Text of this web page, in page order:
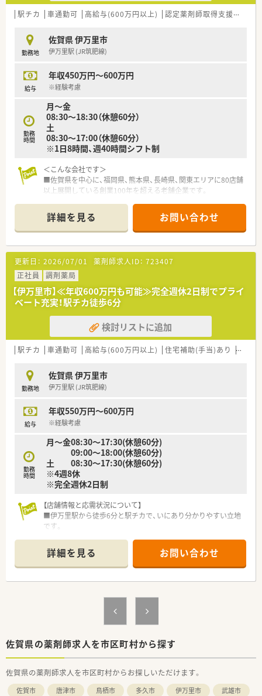
■年間休日は110日が確保されており、日祝休みに加えてシフト
によるお休みを組み合わせることで無理のない勤務継続が可能
■産休や育休の取得実績も豊富にあり、ライフステージの変化が
あっても柔軟に働き方を調整しながら継続できる体制が整って
います。
【法人特徴について】
局であり、漢方相談や地域支援に強みを持つユニークな法人で
す。
■木造の温もりある店舗やドッグラン、カフェ、鍼灸院を併設し
■社長夫妻も薬剤師として現場への理解が深く、スタッフが専門
性を発揮しながらいきいきと働ける環境づくりを推進していま
【求人情報について】
■想定年収は450万円から550万円ですが、伊万里市での就業は
地域手当が付与されるため、条件次第で更なる高給与も望めま
す。
提示も可能であり、これまでの経験や能力を正当に評価いたしま
す。
■単身用の社員寮や住宅手当を完備しているため、遠方から転居
を伴う転職をお考えの方も安心してキャリアをスタートできま
す。
駅チカ 車通勤可 高給与(600万円以上) 認定薬剤師取得支援あり
勤務地
佐賀県 伊万里市
伊万里駅 (JR筑肥線)
給与
年収450万円～600万円
※経験考慮
勤務
時間
月～金
08:30～18:30（休憩60分）
土
08:30～17:00（休憩60分）
※1日8時間、週40時間シフト制
＜こんな会社です＞
■佐賀県を中心に、福岡県、熊本県、長崎県、関東エリアに80店舗
以上展開している創業100年を超える老舗企業です。
レクトテレフォン」「トレーシングレポート」「24Hお薬電話相
談」「過誤防止システム全店導入」「ローソンと併設した店舗作
り」等対物から対人業務への移行、また処方箋だけに頼らない薬
局作りを行っております。
■薬局としてだけでなく色んな角度から地域に貢献すべく、福祉
事業や保育園などの事業も行っております。
■社員は約600名、うち薬剤師は約200名、平均年齢37～38歳で7
割が女性です。女性の役職者が30%在籍しています。（2021年度
実績）
■正社員の平均残業時間は月10時間程度で1日20～30分程度で
す。（2021年度実績）
＜店舗情報＞
■複数科目を応需しており幅広い科目に携わることが可能で
■居宅１件、施設３件を対応しており月2回往診同行もございま
す。
■在宅と外来50枚/日を薬剤師4名で対応されています。
＜長く働ける環境作り＞
■教育制度も充実しているので50代の調剤薬局未経験の方もご
■結婚・出産・育児において様々な休暇・祝金制度を設けておりま
■全社員リフレッシュ休暇で年1回、連続5日間の休暇取得が可
能です。
■「子育てサポート企業」として、厚生労働大臣の認定を受けた
認定を受けております。
■全店舗「調剤・監査・投薬」の流れのルールが統一されているた
めヘルプや異動の際も勤務しやすい環境です。
■パートの方も勤務実績に準じて法定通りの有給休暇がござい
ます。
＜学べる研修制度＞
■外来がん認定薬剤師や漢方専門薬剤師も在籍しています。
ど、様々な活動を行っています。
■オンラインにて朝8:00～8:15から30分実施。家事や通勤中な
■外来がん専門薬剤師2名による薬剤師を鍛える「マッスル研
詳細を見る お問い合わせ
更新日： 2026/07/01 薬剤師求人ID： 723407
正社員
調剤薬局
【伊万里市】≪年収600万円も可能≫完全週休2日制でプライ
ベート充実！駅チカ徒歩6分
検討リストに追加
駅チカ 車通勤可 高給与(600万円以上) 住宅補助(手当)あり 認定
勤務地
佐賀県 伊万里市
伊万里駅 (JR筑肥線)
給与
年収550万円～600万円
※経験考慮
勤務
時間
月～金08:30～17:30(休憩60分)
09:00～18:00(休憩60分)
土 08:30～17:30(休憩60分)
※4週8休
※完全週休2日制
【店舗情報と応需状況について】
■伊万里駅から徒歩6分と駅チカで、いにあり分かりやすい立地
です。
を応需しています。
■常勤薬剤師1名と非常勤薬剤師2名、事務員5名体制で業務を行
っています。
■国道沿いにあり分かりやすい立地です。
方を求めています。
■アットホームな職場で、周囲と協力しながら業務に取り組める
方を求めています。
詳細を見る お問い合わせ
佐賀県の薬剤師求人を市区町村から探す
佐賀県の薬剤師求人を市区町村からお探しいただけます。
佐賀市 唐津市 鳥栖市 多久市 伊万里市
武雄市